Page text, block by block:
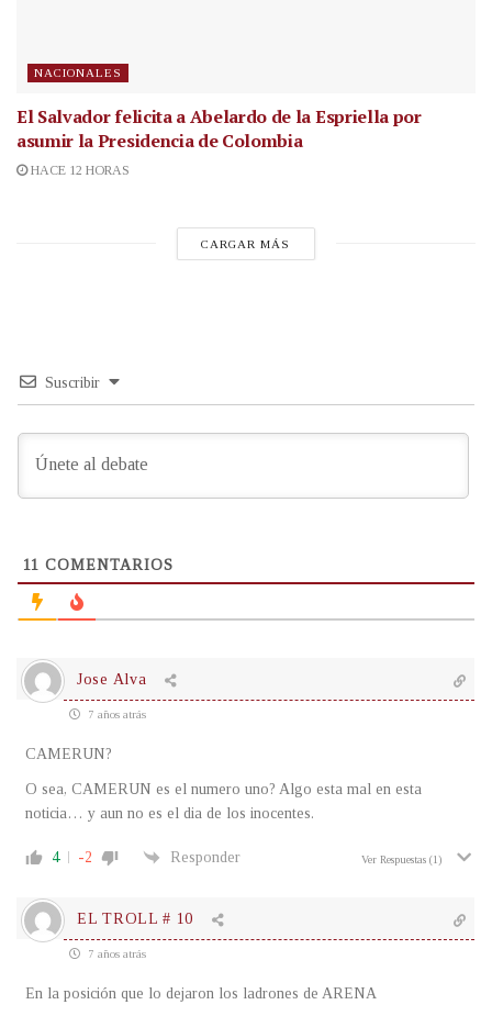
NACIONALES
El Salvador felicita a Abelardo de la Espriella por
asumir la Presidencia de Colombia
HACE 12 HORAS
CARGAR MÁS
Suscribir
11 COMENTARIOS
Jose Alva
7 años atrás
CAMERUN?
O sea, CAMERUN es el numero uno? Algo esta mal en esta
noticia… y aun no es el dia de los inocentes.
4 -2 Responder Ver Respuestas (1)
EL TROLL # 10
7 años atrás
En la posición que lo dejaron los ladrones de ARENA